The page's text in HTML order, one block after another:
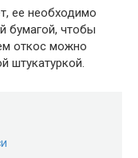
ее необходимо
бумагой, чтобы
откос можно
штукатуркой.